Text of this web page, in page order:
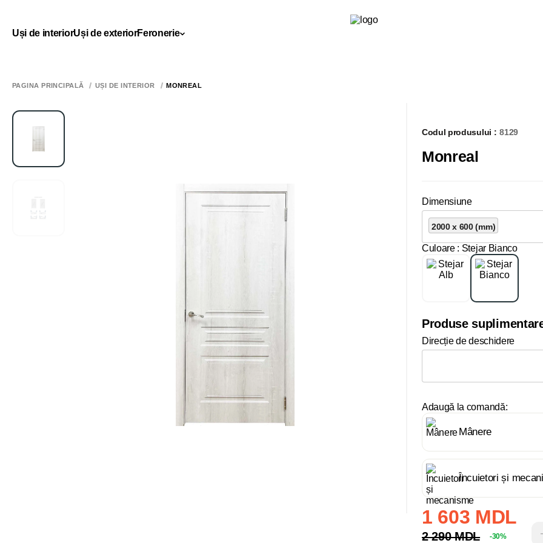
Uși de interiorUși de exteriorFeronerie
PAGINA PRINCIPALĂ UȘI DE INTERIOR MONREAL
Codul produsului : 8129
Monreal
Dimensiune
2000 x 600 (mm)
Culoare : Stejar Bianco
Produse
Direcție de deschidere
Adaugă la comandă:
Mânere
Încuietori și
1 603 MDL
2 290 MDL -30%